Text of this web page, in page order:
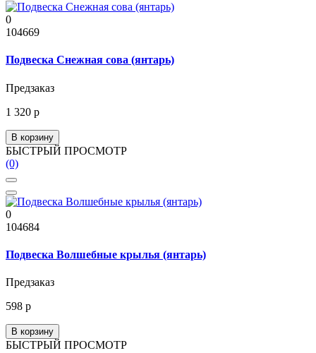
0
104669
Подвеска Снежная сова (янтарь)
Предзаказ
1 320 р
В корзину
БЫСТРЫЙ ПРОСМОТР
(0)
0
104684
Подвеска Волшебные крылья (янтарь)
Предзаказ
598 р
В корзину
БЫСТРЫЙ ПРОСМОТР